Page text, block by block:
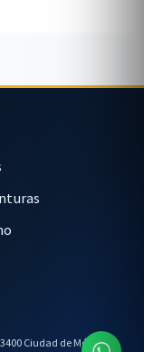
Ciudad de México,